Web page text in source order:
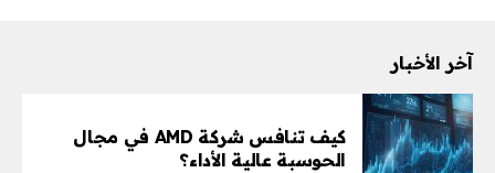
آخر الأخبار
كيف تنافس شركة AMD في مجال
الحوسبة عالية الأداء؟